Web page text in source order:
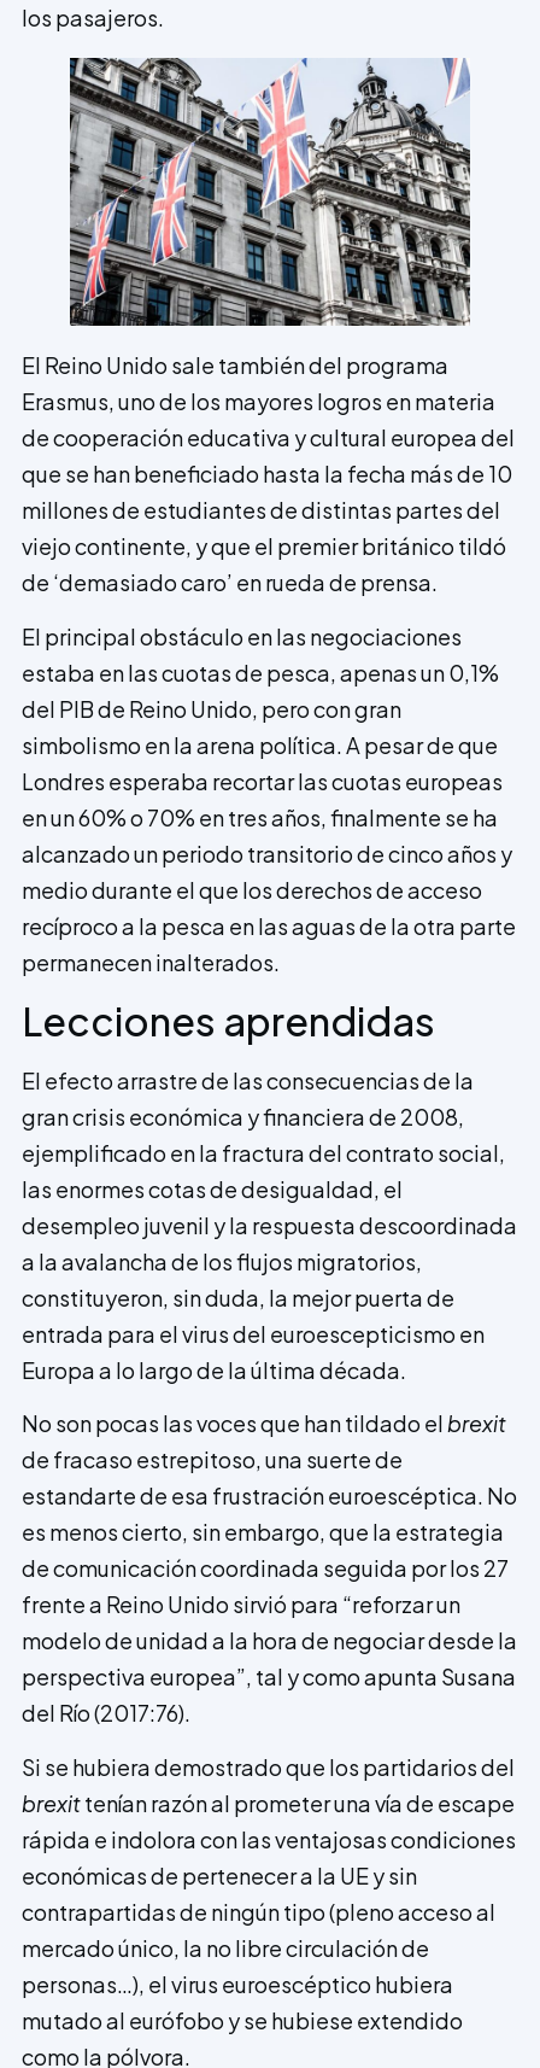
los pasajeros.
El Reino Unido sale también del programa
Erasmus, uno de los mayores logros en materia
de cooperación educativa y cultural europea del
que se han beneficiado hasta la fecha más de 10
millones de estudiantes de distintas partes del
viejo continente, y que el premier británico tildó
de ‘demasiado caro’ en rueda de prensa.
El principal obstáculo en las negociaciones
estaba en las cuotas de pesca, apenas un 0,1%
del PIB de Reino Unido, pero con gran
simbolismo en la arena política. A pesar de que
Londres esperaba recortar las cuotas europeas
en un 60% o 70% en tres años, finalmente se ha
alcanzado un periodo transitorio de cinco años y
medio durante el que los derechos de acceso
recíproco a la pesca en las aguas de la otra parte
permanecen inalterados.
Lecciones aprendidas
El efecto arrastre de las consecuencias de la
gran crisis económica y financiera de 2008,
ejemplificado en la fractura del contrato social,
las enormes cotas de desigualdad, el
desempleo juvenil y la respuesta descoordinada
a la avalancha de los flujos migratorios,
constituyeron, sin duda, la mejor puerta de
entrada para el virus del euroescepticismo en
Europa a lo largo de la última década.
No son pocas las voces que han tildado el brexit
de fracaso estrepitoso, una suerte de
estandarte de esa frustración euroescéptica. No
es menos cierto, sin embargo, que la estrategia
de comunicación coordinada seguida por los 27
frente a Reino Unido sirvió para “reforzar un
modelo de unidad a la hora de negociar desde la
perspectiva europea”, tal y como apunta Susana
del Río (2017:76).
Si se hubiera demostrado que los partidarios del
brexittenían razón al prometer una vía de escape
rápida e indolora con las ventajosas condiciones
económicas de pertenecer a la UE y sin
contrapartidas de ningún tipo (pleno acceso al
mercado único, la no libre circulación de
personas…), el virus euroescéptico hubiera
mutado al eurófobo y se hubiese extendido
como la pólvora.